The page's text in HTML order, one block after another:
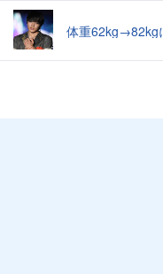
体重62kg→82kg